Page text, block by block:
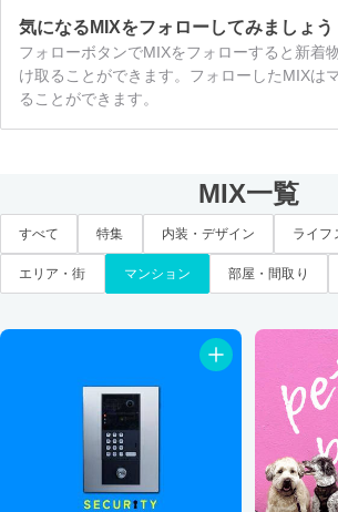
気になるMIXをフォローしてみましょう
フォローボタンでMIXをフォローすると新着
け取ることができます。フォローしたMIXは
ることができます。
MIX一覧
すべて 特集 内装・デザイン ライフ
エリア・街 マンション 部屋・間取り